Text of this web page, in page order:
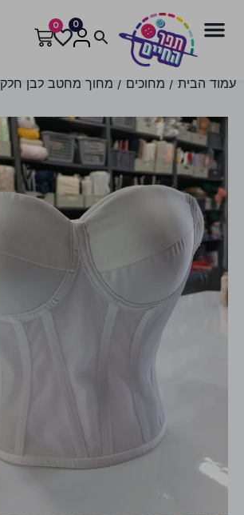
0
0
עמוד הבית / מחוכים / מחוך מחטב לבן חלק